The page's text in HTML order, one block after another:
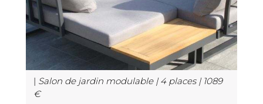
| Salon de jardin modulable | 4 places | 1089
€